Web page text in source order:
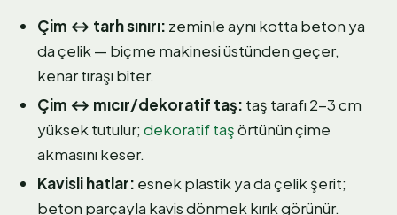
Çim ↔ tarh sınırı: zeminle aynı kotta beton ya
da çelik — biçme makinesi üstünden geçer,
kenar tıraşı biter.
Çim ↔ mıcır/dekoratif taş: taş tarafı 2-3 cm
yüksek tutulur; dekoratif taşörtünün çime
akmasını keser.
Kavisli hatlar: esnek plastik ya da çelik şerit;
beton parçayla kavis dönmek kırık görünür.